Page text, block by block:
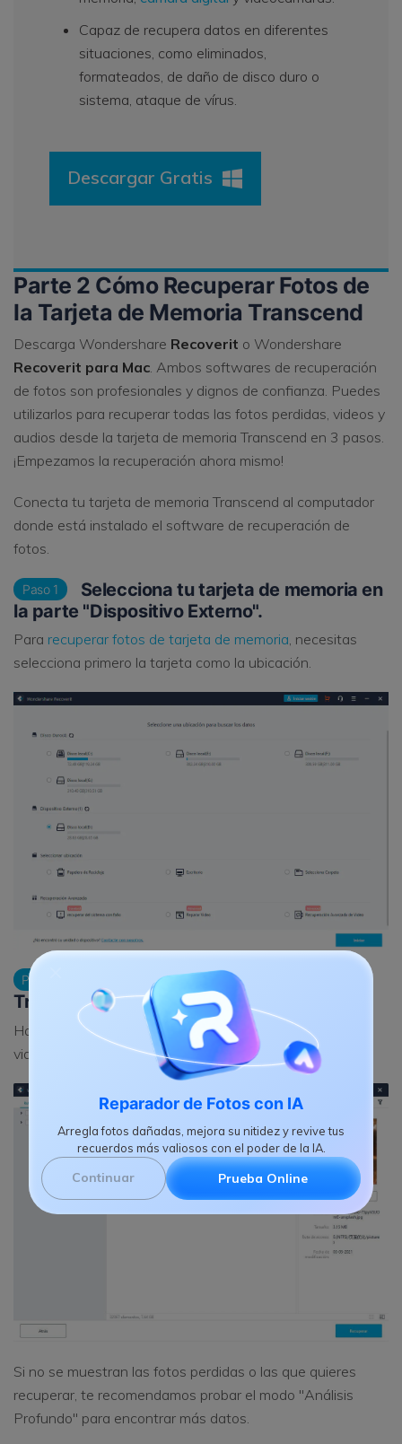
Reparador de Fotos con IA
Arregla fotos dañadas, mejora su nitidez y revive tus
recuerdos más valiosos con el poder de la IA.
Continuar Prueba Online
Capaz de recupera datos en diferentes
situaciones, como eliminados,
formateados, de daño de disco duro o
sistema, ataque de vírus.
Descargar Gratis
Parte 2 Cómo Recuperar Fotos de
la Tarjeta de Memoria Transcend
Descarga Wondershare Recoverit o Wondershare
Recoverit para Mac . Ambos softwares de recuperación
de fotos son profesionales y dignos de confianza. Puedes
utilizarlos para recuperar todas las fotos perdidas, videos y
audios desde la tarjeta de memoria Transcend en 3 pasos.
¡Empezamos la recuperación ahora mismo!
Conecta tu tarjeta de memoria Transcend al computador
donde está instalado el software de recuperación de
fotos.
Paso 1
Selecciona tu tarjeta de memoria en
la parte "Dispositivo Externo".
Para recuperar fotos de tarjeta de memoria , necesitas
selecciona primero la tarjeta como la ubicación.
Paso 2
Analiza tu tarjeta de memoria
Transcend.
Haz clic en el botón "Iniciar" en busca de fotos perdidas,
videos y archivos de audio.
Si no se muestran las fotos perdidas o las que quieres
recuperar, te recomendamos probar el modo "Análisis
Profundo" para encontrar más datos.